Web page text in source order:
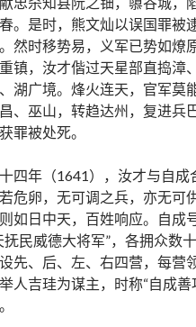
。是时，熊文灿以误国罪被
然时移势易，义军已势如燎
镇，汝才偕过天星部直捣漳
湖广境。烽火连天，官军莫
、巫山，转趋达州，复进兵
罪被处死。
四年（1641），汝才与自成
危卵，无可调之兵，亦无可
如日中天，百姓响应。自成
抚民威德大将军”，各拥众数
先、后、左、右四营，每营
人吉珪为谋主，时称“自成善